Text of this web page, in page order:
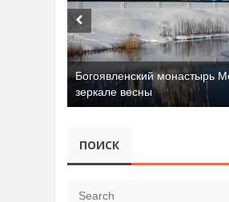
Богоявленский монастырь
зеркале весны
Добрятинский карьер (д.
ПОИСК